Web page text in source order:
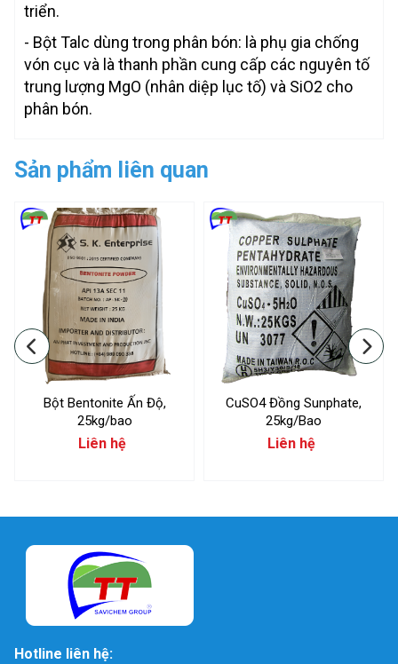
triển.
- Bột Talc dùng trong phân bón: là phụ gia chống
vón cục và là thanh phần cung cấp các nguyên tố
trung lượng MgO (nhân diệp lục tố) và SiO2 cho
phân bón.
Sản phẩm liên quan
Bột Bentonite Ấn Độ,
25kg/bao
Liên hệ
CuSO4 Đồng Sunphate,
25kg/Bao
Liên hệ
Hotline liên hệ: